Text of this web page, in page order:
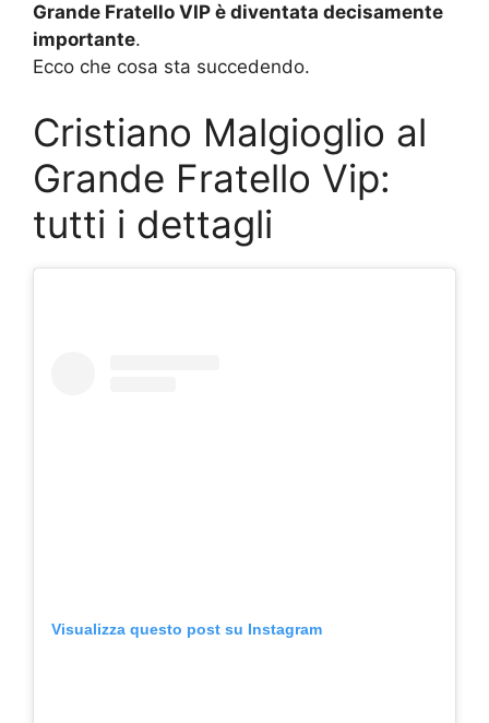
Grande Fratello VIP è diventata decisamente
importante.
Ecco che cosa sta succedendo.
Cristiano Malgioglio al
Grande Fratello Vip:
tutti i dettagli
Visualizza questo post su Instagram